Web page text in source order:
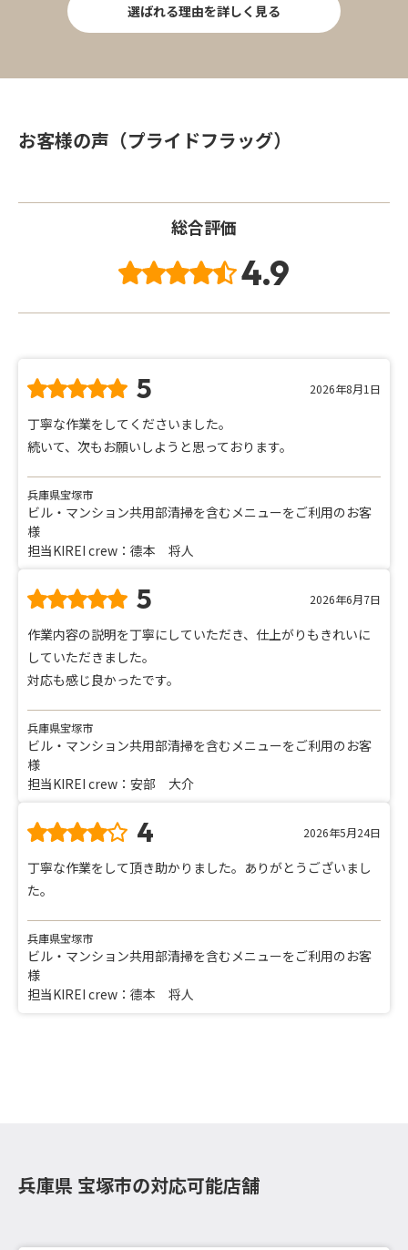
選ばれる理由を詳しく見る
お客様の声（プライドフラッグ）
総合評価
4.9
5 2026年8月1日
丁寧な作業をしてくださいました。
続いて、次もお願いしようと思っております。
兵庫県宝塚市
ビル・マンション共用部清掃を含むメニューをご利用のお客
様
担当KIREI crew：德本 将人
5 2026年6月7日
作業内容の説明を丁寧にしていただき、仕上がりもきれいに
していただきました。
対応も感じ良かったです。
兵庫県宝塚市
ビル・マンション共用部清掃を含むメニューをご利用のお客
様
担当KIREI crew：安部 大介
4 2026年5月24日
丁寧な作業をして頂き助かりました。ありがとうございまし
た。
兵庫県宝塚市
ビル・マンション共用部清掃を含むメニューをご利用のお客
様
担当KIREI crew：德本 将人
兵庫県 宝塚市の対応可能店舗